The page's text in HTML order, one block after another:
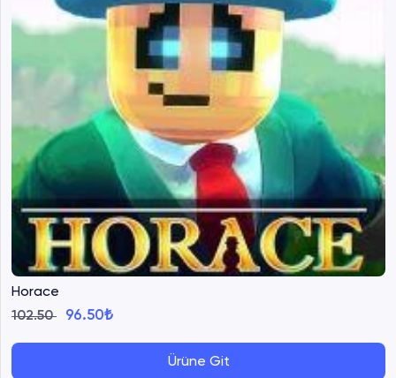
Horace
102.50 96.50₺
Ürüne Git